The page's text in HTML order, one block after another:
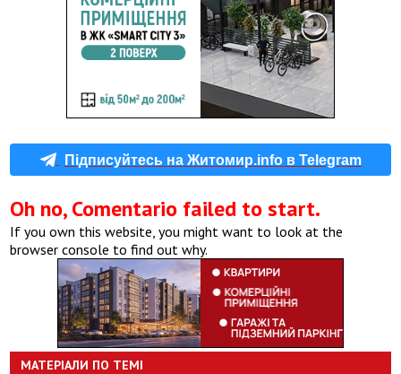
Підписуйтесь на Житомир.info в Telegram
Oh no, Comentario failed to start.
If you own this website, you might want to look at the
browser console to find out why.
МАТЕРІАЛИ ПО ТЕМІ